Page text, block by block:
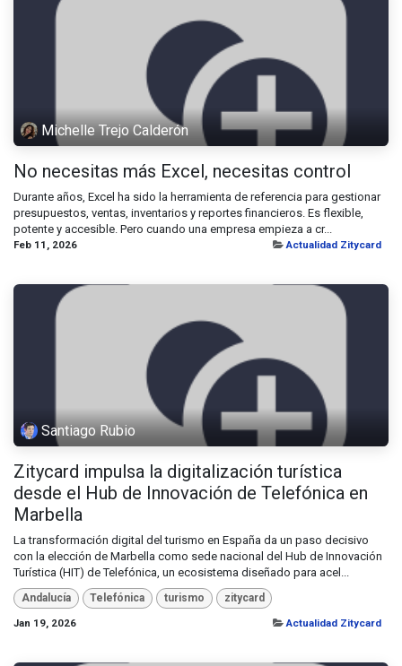
Michelle Trejo Calderón
No necesitas más Excel, necesitas control
Durante años, Excel ha sido la herramienta de referencia para gestionar
presupuestos, ventas, inventarios y reportes financieros. Es flexible,
potente y accesible. Pero cuando una empresa empieza a cr...
Feb 11, 2026 Actualidad Zitycard
Santiago Rubio
Zitycard impulsa la digitalización turística
desde el Hub de Innovación de Telefónica en
Marbella
La transformación digital del turismo en España da un paso decisivo
con la elección de Marbella como sede nacional del Hub de Innovación
Turística (HIT) de Telefónica, un ecosistema diseñado para acel...
Andalucía Telefónica turismo
zitycard
Jan 19, 2026
Actualidad Zitycard